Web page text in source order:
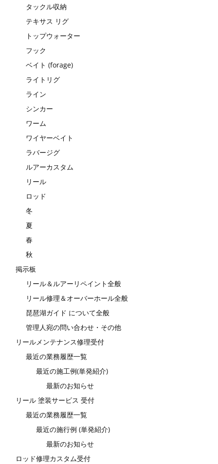
タックル収納
テキサス リグ
トップウォーター
フック
ベイト (forage)
ライトリグ
ライン
シンカー
ワーム
ワイヤーベイト
ラバージグ
ルアーカスタム
リール
ロッド
冬
夏
春
秋
掲示板
リール＆ルアーリペイント全般
リール修理＆オーバーホール全般
琵琶湖ガイド について全般
管理人宛の問い合わせ・その他
リールメンテナンス修理受付
最近の業務履歴一覧
最近の施工例(単発紹介)
最新のお知らせ
リール 塗装サービス 受付
最近の業務履歴一覧
最近の施行例 (単発紹介)
最新のお知らせ
ロッド修理カスタム受付